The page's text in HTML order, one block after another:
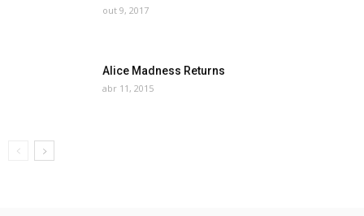
out 9, 2017
Alice Madness Returns
abr 11, 2015